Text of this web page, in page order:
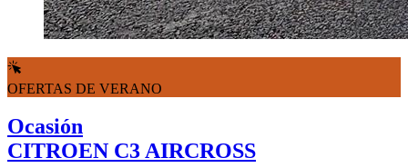
OFERTAS DE VERANO
Ocasión
CITROEN C3 AIRCROSS